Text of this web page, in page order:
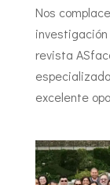
Nos
revista
excelente